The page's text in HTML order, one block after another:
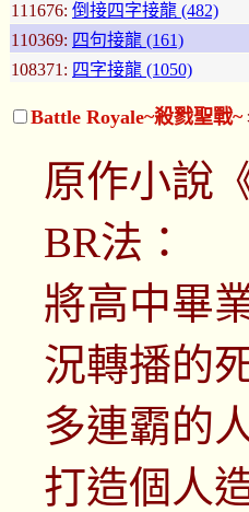
111676: 倒接四字接龍 (482)
110369: 四句接龍 (161)
108371: 四字接龍 (1050)
Battle Royale~殺戮聖戰~
原作小說
BR法：
將高中畢
況轉播的
多連霸的
打造個人